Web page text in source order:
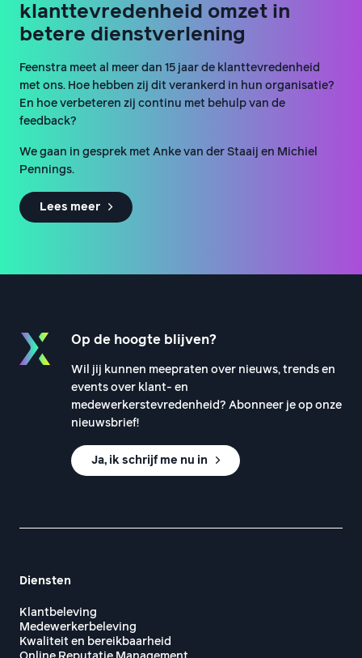
klanttevredenheid omzet in
betere dienstverlening
Feenstra meet al meer dan 15 jaar de klanttevredenheid
met ons. Hoe hebben zij dit verankerd in hun organisatie?
En hoe verbeteren zij continu met behulp van de
feedback?
We gaan in gesprek met Anke van der Staaij en Michiel
Pennings.
Lees meer
Op de hoogte blijven?
Wil jij kunnen meepraten over nieuws, trends en
events over klant- en
medewerkerstevredenheid? Abonneer je op onze
nieuwsbrief!
Ja, ik schrijf me nu in
Diensten
Klantbeleving
Medewerkerbeleving
Kwaliteit en bereikbaarheid